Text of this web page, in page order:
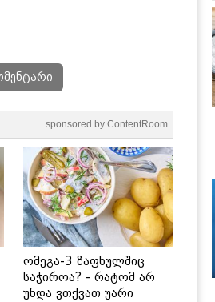
sponsored by ContentRoom
ომეგა-3 ზაფხულშიც
საჭიროა? - რატომ არ
უნდა ვთქვათ უარი